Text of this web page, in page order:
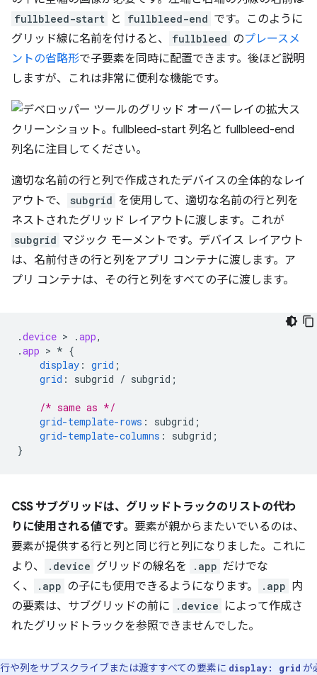
fullbleed-start と fullbleed-end です。このように
グリッド線に名前を付けると、
fullbleed のプレースメ
ントの省略形で子要素を同時に配置できます。後ほど説明
しますが、これは非常に便利な機能です。
適切な名前の行と列で作成されたデバイスの全体的なレイ
アウトで、
subgrid を使用して、適切な名前の行と列を
ネストされたグリッド レイアウトに渡します。これが
subgrid マジック モーメントです。デバイス レイアウト
は、名前付きの行と列をアプリ コンテナに渡します。ア
プリ コンテナは、その行と列をすべての子に渡します。
.device > .app,
.app > * {
display : grid ;
grid : subgrid / subgrid ;
/* same as */
grid-template-rows : subgrid ;
grid-template-columns : subgrid ;
}
CSS サブグリッドは、グリッドトラックのリストの代わ
りに使用される値です。 要素が親からまたいでいるのは、
要素が提供する行と列と同じ行と列になりました。これに
より、
.device グリッドの線名を .app だけでな
く、
.app の子にも使用できるようになります。 .app 内
の要素は、サブグリッドの前に
.device によって作成さ
れたグリッドトラックを参照できませんでした。
行や列をサブスクライブまたは渡すすべての要素に display: grid が